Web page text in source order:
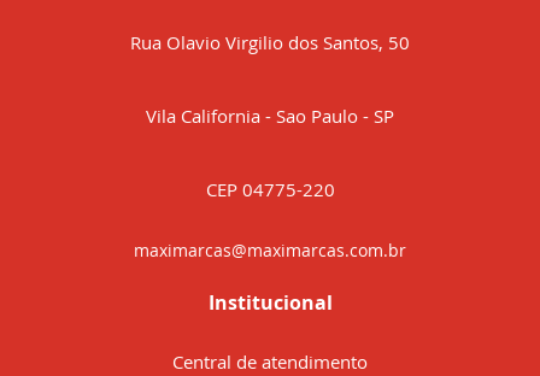
Rua Olavio Virgilio dos Santos, 50
Vila California - Sao Paulo - SP
CEP 04775-220
maximarcas@maximarcas.com.br
Institucional
Central de atendimento